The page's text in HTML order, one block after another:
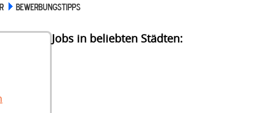
BEWERBUNGSTIPPS
Jobs in beliebten Städten: